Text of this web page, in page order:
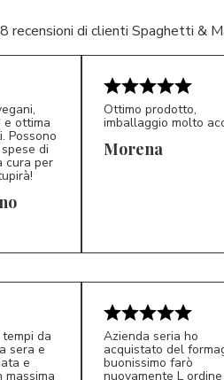
recensioni di clienti Spaghetti &
5/5
e ottima
Possono
di
cura per
Ottimo prodotto,
imballaggio molto
Morena
da
sera e
e
massima
Azienda seria ho
acquistato del
buonissimo farò
nuovamente L